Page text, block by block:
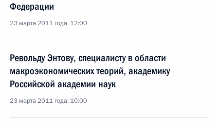
Федерации
23 марта 2011 года, 12:00
Револьду Энтову, специалисту в области
макроэкономических теорий, академику
Российской академии наук
23 марта 2011 года, 10:00